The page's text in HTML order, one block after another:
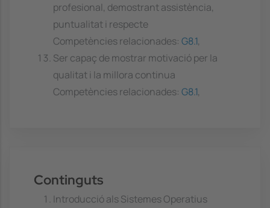
profesional, demostrant assistència,
puntualitat i respecte
Competències relacionades: G8.1,
Ser capaç de mostrar motivació per la
qualitat i la millora continua
Competències relacionades: G8.1,
Continguts
Introducció als Sistemes Operatius